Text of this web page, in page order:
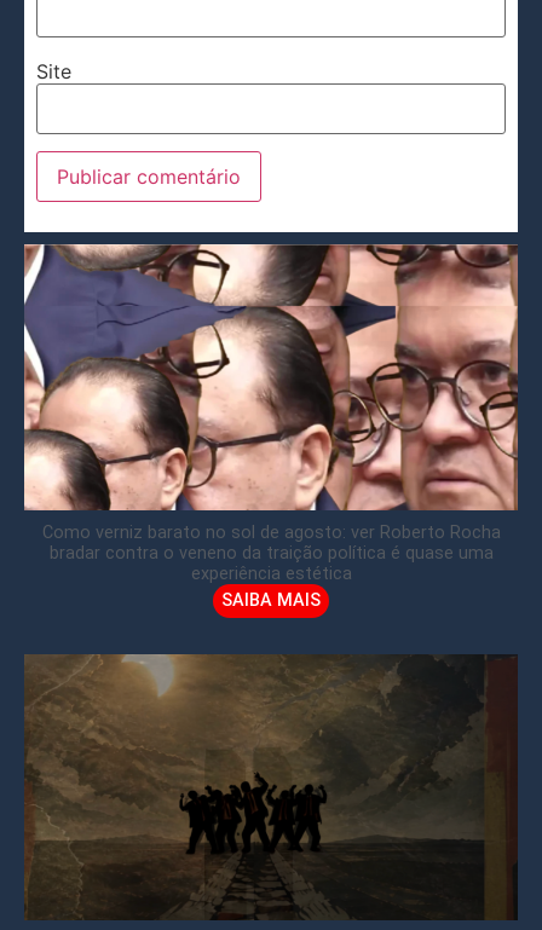
Site
Como verniz barato no sol de agosto: ver Roberto Rocha
bradar contra o veneno da traição política é quase uma
experiência estética
SAIBA MAIS